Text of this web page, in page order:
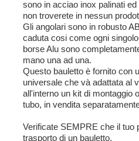
sono in acciao inox palinati
non troverete in nessun
Gli angolari sono in robusto
caduta cosi come ogni
borse Alu sono
mano una ad una.
Questo bauletto è fornito con
universale che và adattata al
all'interno un kit di montaggio
tubo, in vendita
Verificate SEMPRE che il tuo
trasporto di un bauletto.